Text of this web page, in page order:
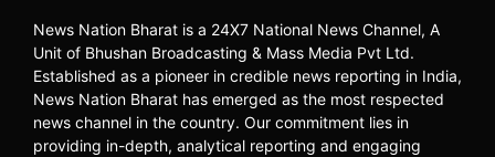
News Nation Bharat is a 24X7 National News Channel, A
Unit of Bhushan Broadcasting & Mass Media Pvt Ltd.
Established as a pioneer in credible news reporting in India,
News Nation Bharat has emerged as the most respected
news channel in the country. Our commitment lies in
providing in-depth, analytical reporting and engaging